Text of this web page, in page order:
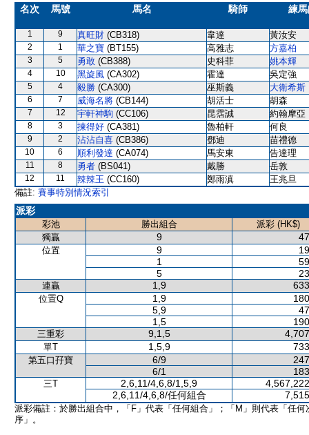
名次 馬號 馬名 騎師 練
1 9 真旺財 (CB318) 韋達 黃汝安
2 1 華之寶 (BT155) 高雅志 方嘉柏
3 5 勇敢 (CB388) 史科菲 姚本輝
4 10 黑旋風 (CA302) 霍達 吳定強
5 4 毅勝 (CA300) 巫斯義 大衛希斯
6 7 威海名將 (CB144) 胡活士 胡森
7 12 宇軒神駒 (CC106) 昆霑誠 約翰摩亞
8 3 揀得好 (CA381) 魯柏軒 何良
9 2 沾沾自喜 (CB386) 鄧迪 苗禮德
10 6 順利發達 (CA074) 馬安東 告達理
11 8 勇者 (BS041) 戴勝 岳敦
12 11 辣辣王 (CC160) 鄭雨滇
王兆旦
備註: 賽事特別情況索引
派彩
彩池 勝出組合
派彩 (HK$)
獨贏
9
位置 9
1
5
連贏 1,9
位置Q 1,9
5,9
1,5
三重彩 9,1,5
單T 1,5,9
第五口孖寶 6/9
6/1
三T 2,6,11/4,6,8/1,5,9
2,6,11/4,6,8/任何組合
派彩備註：於勝出組合中，「F」代表「任何組合」；「M」則代表「任何
序」。